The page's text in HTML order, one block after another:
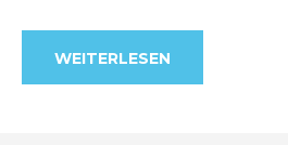
WEITERLESEN